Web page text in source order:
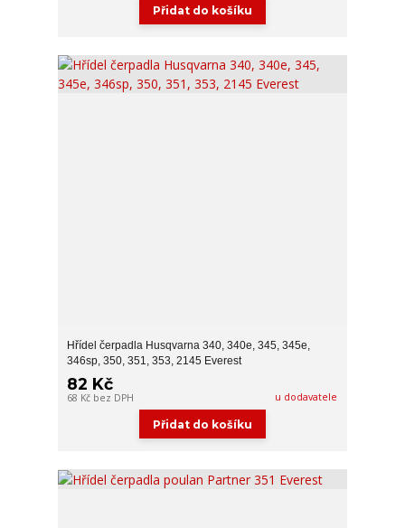
Přidat do košíku
Hřídel čerpadla Husqvarna 340, 340e, 345, 345e,
346sp, 350, 351, 353, 2145 Everest
82 Kč
68 Kč bez DPH u dodavatele
Přidat do košíku